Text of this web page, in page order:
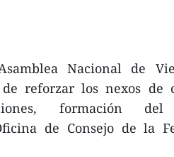
Nacional de
reforzar los nexos de
formación
de Consejo de la